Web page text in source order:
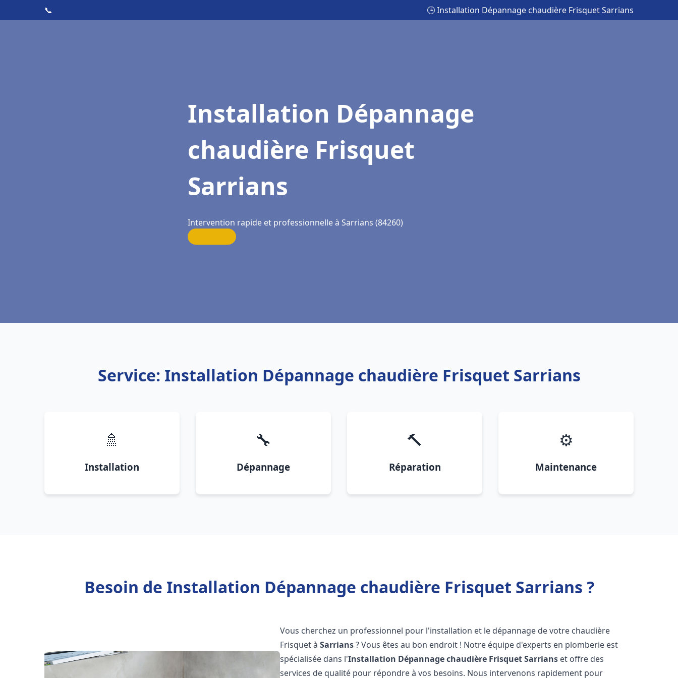
📞 🕒 Installation Dépannage chaudière Frisquet Sarrians
Installation Dépannage
chaudière Frisquet
Sarrians
Intervention rapide et professionnelle à Sarrians (84260)
Service: Installation Dépannage chaudière Frisquet Sarrians
🚿
Installation
🔧
Dépannage
🔨
Réparation
⚙️
Maintenance
Besoin de Installation Dépannage chaudière Frisquet Sarrians ?
Vous cherchez un professionnel pour l'installation et le dépannage de votre chaudière
Frisquet àSarrians? Vous êtes au bon endroit ! Notre équipe d'experts en plomberie est
spécialisée dans l'Installation Dépannage chaudière FrisquetSarrians et offre des
services de qualité pour répondre à vos besoins. Nous intervenons rapidement pour